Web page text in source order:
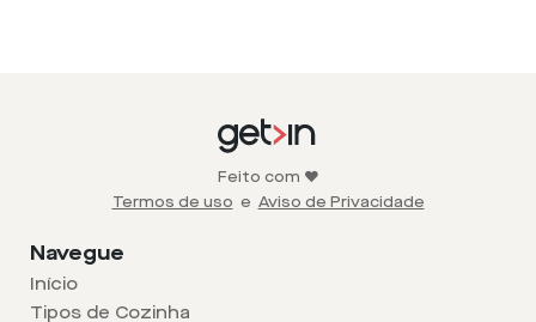
Feito com ❤️
Termos de uso e Aviso de Privacidade
Navegue
Início
Tipos de Cozinha